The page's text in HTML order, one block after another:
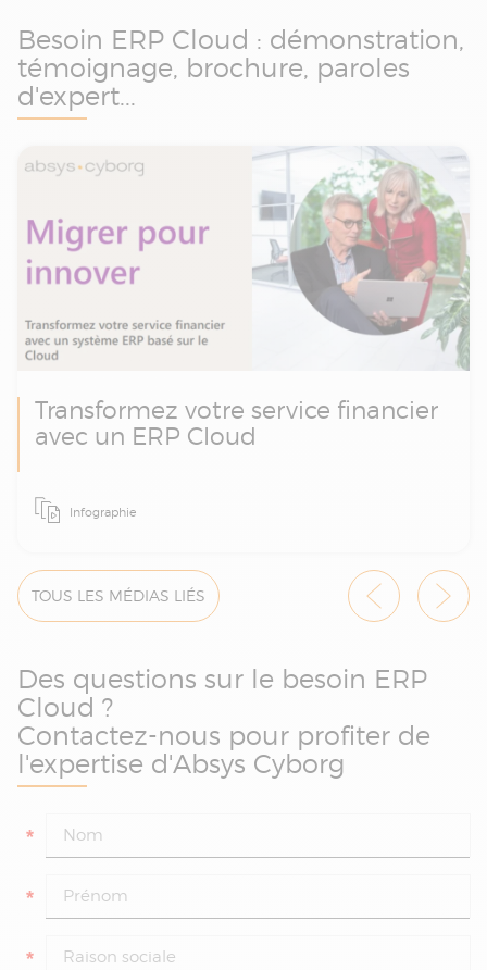
Besoin ERP Cloud : démonstration,
témoignage, brochure, paroles
d'expert...
Transformez votre service financier
avec un ERP Cloud
La transformation numérique est aujourd'hui
une nécessité pour toute entreprise
dans son domaine. Avec le paysage des
affaires en constante évolution, la migration
vers des systèmes ERP basés sur le Cloud se
stratégique pour rester compétitif.
Infographie
TOUS LES MÉDIAS LIÉS
Des questions sur le besoin ERP
Cloud ?
Contactez-nous pour profiter de
l'expertise d'Absys Cyborg
*
*
*